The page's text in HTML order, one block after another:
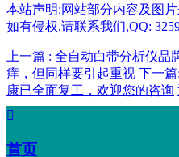
本站声明:网站部分内容及图
如有侵权,请联系我们,QQ:
上一篇 : 全自动白带分析仪
痒，但同样要引起重视 下一
康已全面复工，欢迎您的咨询

首页